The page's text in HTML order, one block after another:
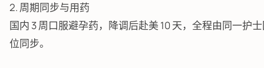
2. 周期同步与用药
国内 3 周口服避孕药，降调后赴美 10 天，全程由同一护
位同步。